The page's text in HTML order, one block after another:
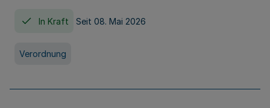
In Kraft Seit 08. Mai 2026
Verordnung